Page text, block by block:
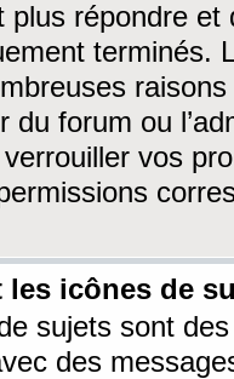
plus répondre
terminés.
du forum ou
vos
les icônes de
sujets sont
des